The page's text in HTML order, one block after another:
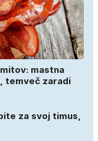
mastna
temveč zaradi
za svoj timus,